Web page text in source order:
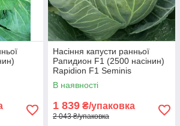
Насіння капусти ранньої
Рапидион F1 (2500 насінин)
Rapidion F1 Seminis
(Голландія)
В наявності
1 839 ₴/упаковка
2 043 ₴/упаковка